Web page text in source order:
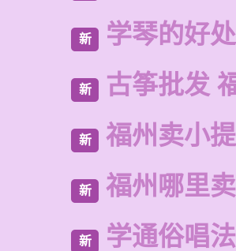
新 学琴的好
新 古筝批发
新 福州卖小
新 福州哪里
新 学通俗唱